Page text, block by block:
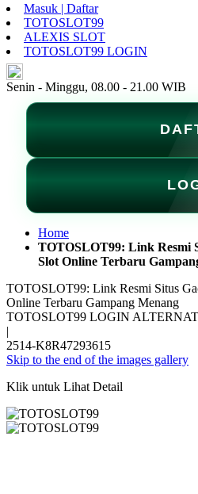
Masuk | Daftar
TOTOSLOT99
ALEXIS SLOT
TOTOSLOT99 LOGIN
Senin - Minggu, 08.00 - 21.00 WIB
Home
TOTOSLOT99: Link Resmi
Slot Online Terbaru
TOTOSLOT99: Link Resmi Situs
Online Terbaru Gampang Menang
TOTOSLOT99 LOGIN
|
2514-K8R47293615
Skip to the end of the images gallery
Klik untuk Lihat Detail